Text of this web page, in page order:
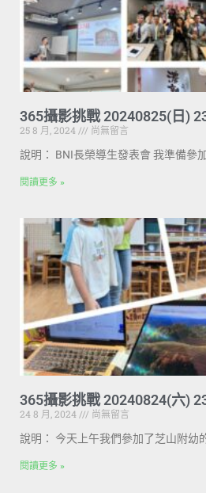
365攝影挑戰 20240825(日)
25 8 月, 2024
尚無留言
說明： BNI長榮導生發表會 我準備參
閱讀更多 »
365攝影挑戰 20240824(六)
24 8 月, 2024
尚無留言
說明： 今天上午我們參加了芝山附幼
閱讀更多 »